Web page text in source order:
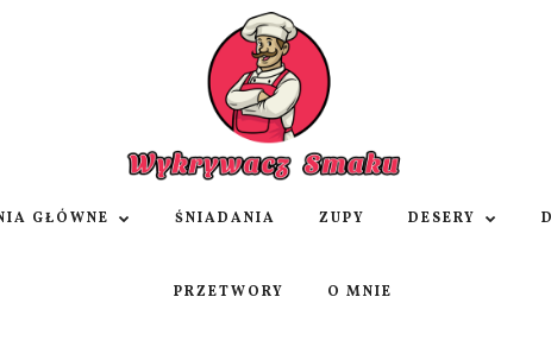
GŁÓWNE ŚNIADANIA ZUPY DESERY
PRZETWORY O MNIE